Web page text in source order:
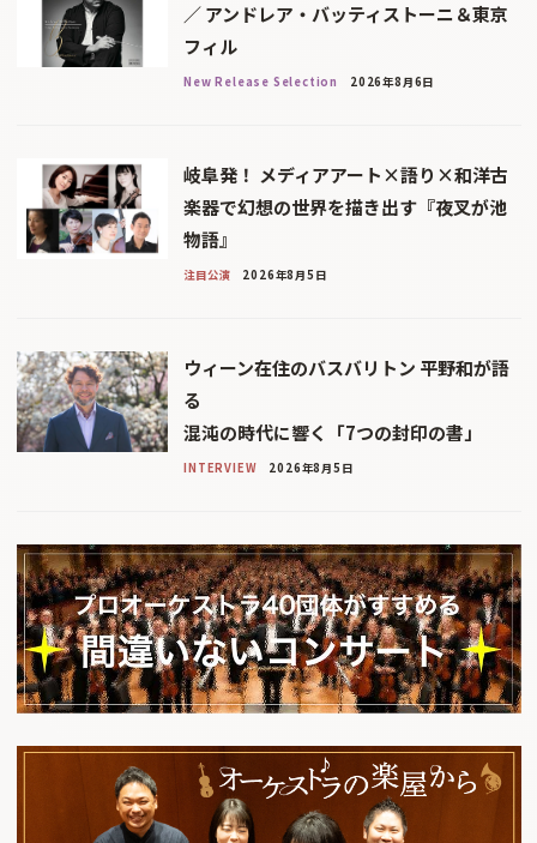
／ アンドレア・バッティストーニ＆東京
フィル
New Release Selection 2026年8月6日
岐阜発！ メディアアート×語り×和洋古
楽器で幻想の世界を描き出す『夜叉が池
物語』
注目公演 2026年8月5日
ウィーン在住のバスバリトン 平野和が語
る
混沌の時代に響く「7つの封印の書」
INTERVIEW 2026年8月5日